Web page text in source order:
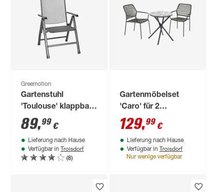
Greemotion
Gartenstuhl
'Toulouse' klappbar
Stahl grau 58 x 108 x
64 cm
89,99 €
Lieferung nach Hause
Verfügbar in Troisdorf
(8)
Gartenmöbelset
'Caro' für 2
Personen Stahl
129,99 €
Lieferung nach Hause
Verfügbar in Troisdorf
Nur wenige verfügbar